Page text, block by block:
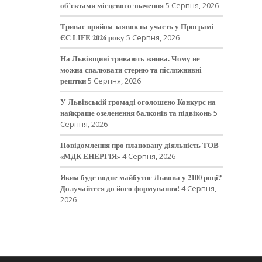
об’єктами місцевого значення5 Серпня, 2026
Триває прийом заявок на участь у Програмі
ЄС LIFE 2026 року5 Серпня, 2026
На Львівщині тривають жнива. Чому не
можна спалювати стерню та післяжнивні
рештки5 Серпня, 2026
У Львівській громаді оголошено Конкурс на
найкраще озеленення балконів та підвіконь5
Серпня, 2026
Повідомлення про плановану діяльність ТОВ
«МДК ЕНЕРГІЯ»4 Серпня, 2026
Яким буде водне майбутнє Львова у 2100 році?
Долучайтеся до його формування! 4 Серпня,
2026